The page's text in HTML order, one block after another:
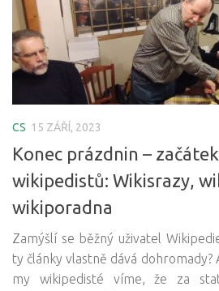
CS 15 ZÁŘÍ, 2023
Konec prázdnin –
wikipedistů: Wikisrazy,
wikiporadna
Zamýšlí se běžný uživatel
ty články vlastně dává dohromady?
my wikipedisté víme, že za